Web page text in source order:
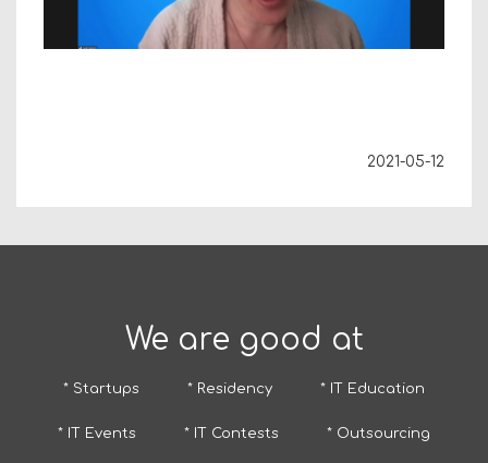
2021-05-12
We are good at
* Startups * Residency * IT Education
* IT Events * IT Contests * Outsourcing